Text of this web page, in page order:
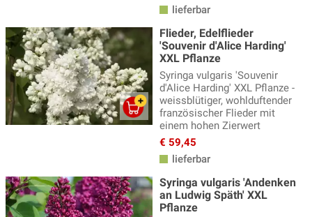
lieferbar
Flieder, Edelflieder
'Souvenir d'Alice Harding'
XXL Pflanze
Syringa vulgaris 'Souvenir
d'Alice Harding' XXL Pflanze -
weissblütiger, wohlduftender
französischer Flieder mit
einem hohen Zierwert
€ 59,45
lieferbar
Syringa vulgaris 'Andenken
an Ludwig Späth' XXL
Pflanze